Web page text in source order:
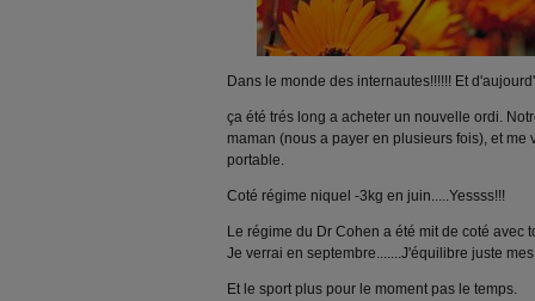
Dans le monde des internautes!!!!!! Et
ça été trés long a acheter un nouvelle ordi.
maman (nous a payer en plusieurs fois), et me
portable.
Coté régime niquel -3kg en juin.....Yessss!!!
Le régime du Dr Cohen a été mit de coté avec
Je verrai en septembre.......J'équilibre juste
Et le sport plus pour le moment pas le temps.